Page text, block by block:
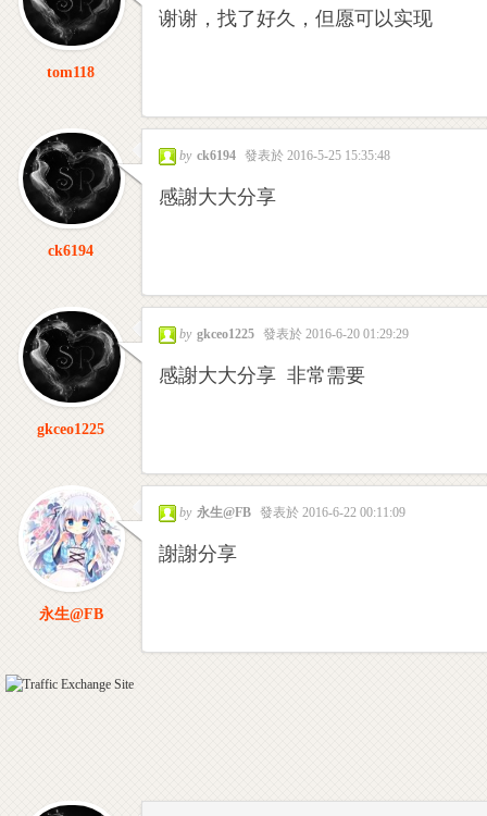
tom118
谢谢，找了好久，但愿可以实现
ck6194
by ck6194 發表於 2016-5-25 15:35:48
感謝大大分享
gkceo1225
by gkceo1225 發表於 2016-6-20 01:29:29
感謝大大分享 非常需要
永生@FB
by 永生@FB 發表於 2016-6-22 00:11:09
謝謝分享